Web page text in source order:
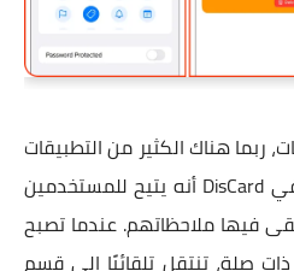
ربما هناك الكثير من التطبيقات
المشابهة ولكن أهم ميزة في DisCard أنه يتيح للمستخدمين
فيها ملاحظاتهم. عندما تصبح
صلة، تنتقل تلقائيًا إلى قسم